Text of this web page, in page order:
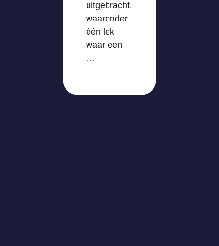
uitgebracht,
waaronder
één lek
waar een
…